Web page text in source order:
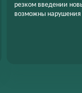
резком введении
возможны нарушения